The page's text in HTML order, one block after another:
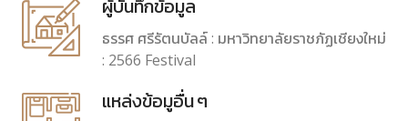
ผู้บันทึกข้อมูล
ธรรศ ศรีรัตนบัลล์ : มหาวิทยาลัยราชภัฏเชียงใหม่
: 2566 Festival
แหล่งข้อมูอื่น ๆ